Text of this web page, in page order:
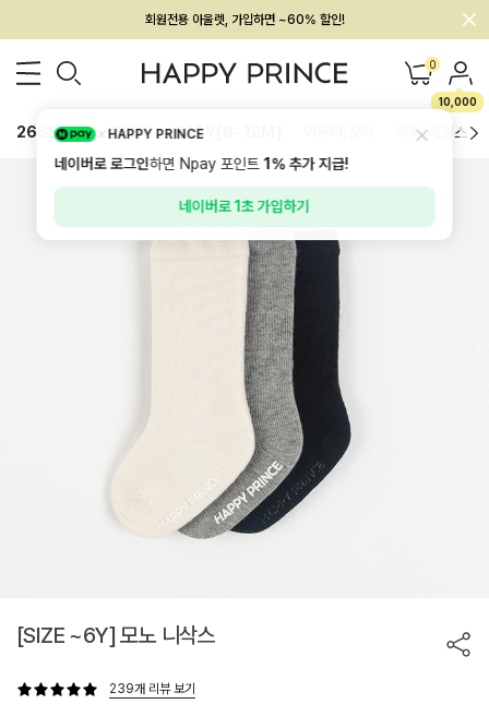
회원전용 아울렛, 가입하면 ~60% 할인!
멤버십 최대 28,000원 혜택 0
10,000
26SS 신상 BEST BABY[6~12M] 하의/레깅스
[SIZE ~6Y] 모노 니삭스
239개 리뷰 보기
HAPPY PRINCE
네이버로 로그인하면 Npay 포인트1%추가 지급!
네이버로 1초 가입하기